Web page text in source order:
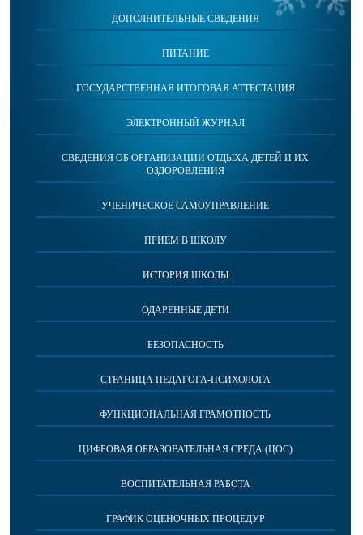
ДОПОЛНИТЕЛЬНЫЕ СВЕДЕНИЯ
ПИТАНИЕ
ГОСУДАРСТВЕННАЯ ИТОГОВАЯ АТТЕСТАЦИЯ
ЭЛЕКТРОННЫЙ ЖУРНАЛ
СВЕДЕНИЯ ОБ ОРГАНИЗАЦИИ ОТДЫХА ДЕТЕЙ И ИХ
ОЗДОРОВЛЕНИЯ
УЧЕНИЧЕСКОЕ САМОУПРАВЛЕНИЕ
ПРИЕМ В ШКОЛУ
ИСТОРИЯ ШКОЛЫ
ОДАРЕННЫЕ ДЕТИ
БЕЗОПАСНОСТЬ
СТРАНИЦА ПЕДАГОГА-ПСИХОЛОГА
ФУНКЦИОНАЛЬНАЯ ГРАМОТНОСТЬ
ЦИФРОВАЯ ОБРАЗОВАТЕЛЬНАЯ СРЕДА (ЦОС)
ВОСПИТАТЕЛЬНАЯ РАБОТА
ГРАФИК ОЦЕНОЧНЫХ ПРОЦЕДУР